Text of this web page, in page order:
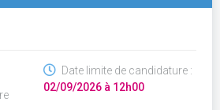
Date limite de candidature :
02/09/2026 à 12h00